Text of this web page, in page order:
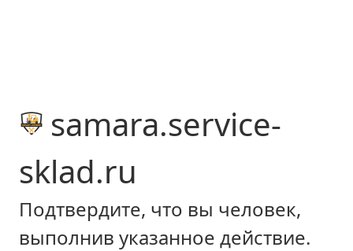
samara.service-
sklad.ru
Подтвердите, что вы человек,
выполнив указанное действие.